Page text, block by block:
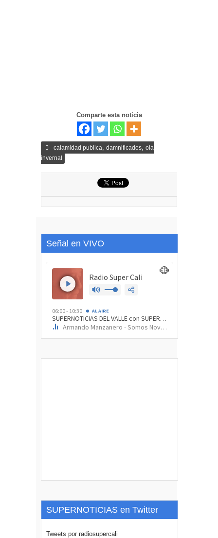
Comparte esta noticia
calamidad publica, damnificados, ola
invernal
Señal en VIVO
SUPERNOTICIAS en Twitter
Tweets por radiosupercali